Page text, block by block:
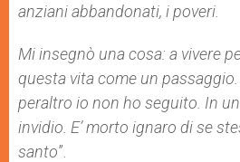
anziani abbandonati, i poveri.
Mi insegnò una cosa: a vivere
questa vita come un
peraltro io non ho seguito. In
invidio. E’ morto ignaro di se
santo”.